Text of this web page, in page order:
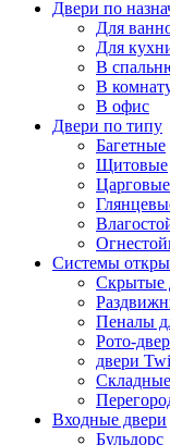
Двери по
Для
Для
В
В
В офис
Двери по типу
Багетные
Щитовые
Царговые
Системы
Скрытые
Пеналы
Рото-
двери
Входные двери
Бульдорс